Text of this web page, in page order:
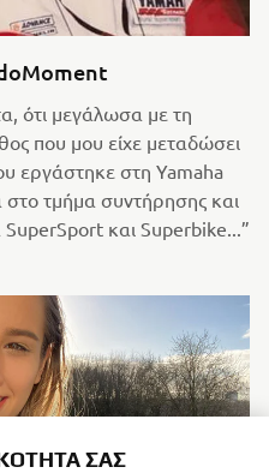
ότι μεγάλωσα με τη
που μου είχε μεταδώσει
εργάστηκε στη Yamaha
τμήμα συντήρησης και
και Superbike...”
ΣΑΣ